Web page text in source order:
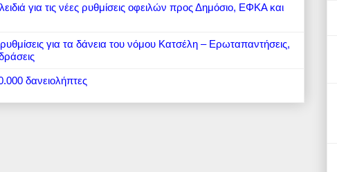
για τις νέες ρυθμίσεις οφειλών προς Δημόσιο, ΕΦΚΑ και
για τα δάνεια του νόμου Κατσέλη – Ερωταπαντήσεις,
δανειολήπτες